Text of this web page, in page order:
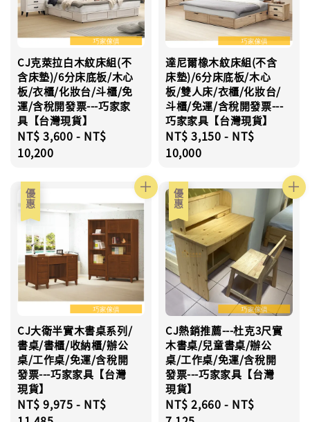
CJ克萊拉白木紋床組(不
含床墊)/6分床底板/木心
板/衣櫃/化妝台/斗櫃/免
運/含稅開發票---巧家家
具【台灣現貨】
Regular
price
NT$ 3,600 - NT$
10,200
達尼爾橡木紋床組(不含
床墊)/6分床底板/木心
板/雙人床/衣櫃/化妝台/
斗櫃/免運/含稅開發票---
巧家家具【台灣現貨】
Regular
price
NT$ 3,150 - NT$
10,000
優惠
CJ大衛半實木書桌系列/
書桌/書櫃/收納櫃/辦公
桌/工作桌/免運/含稅開
發票---巧家家具【台灣
現貨】
Sale
NT$ 9,975 - NT$
優惠
CJ熱銷推薦---杜克3尺實
木書桌/兒童書桌/辦公
桌/工作桌/免運/含稅開
發票---巧家家具【台灣
現貨】
Sale
NT$ 2,660 - NT$